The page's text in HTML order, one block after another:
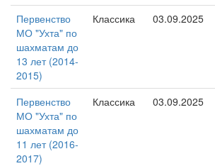
Первенство
МО "Ухта" по
шахматам до
13 лет (2014-
2015)
Классика 03.09.2025
Первенство
МО "Ухта" по
шахматам до
11 лет (2016-
2017)
Классика 03.09.2025